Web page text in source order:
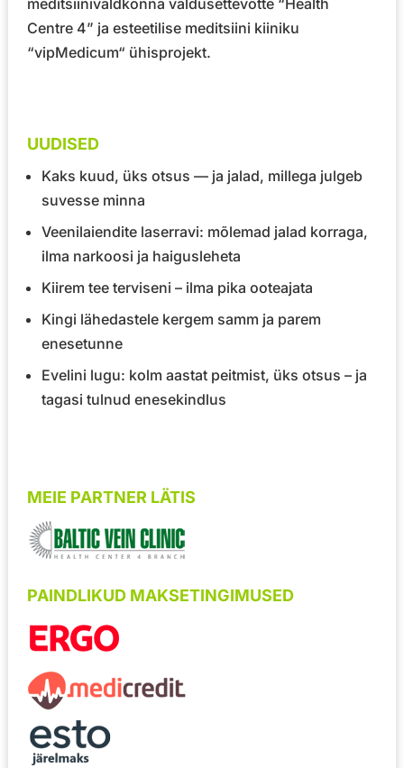
meditsiinivaldkonna valdusettevõtte “Health
Centre 4” ja esteetilise meditsiini kiiniku
“vipMedicum“ ühisprojekt.
UUDISED
Kaks kuud, üks otsus — ja jalad, millega julgeb
suvesse minna
Veenilaiendite laserravi: mõlemad jalad korraga,
ilma narkoosi ja haigusleheta
Kiirem tee terviseni – ilma pika ooteajata
Kingi lähedastele kergem samm ja parem
enesetunne
Evelini lugu: kolm aastat peitmist, üks otsus – ja
tagasi tulnud enesekindlus
MEIE PARTNER LÄTIS
PAINDLIKUD MAKSETINGIMUSED